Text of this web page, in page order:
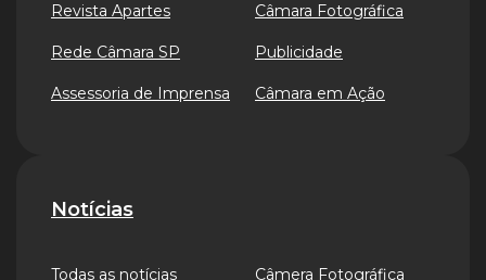
Revista Apartes
Rede Câmara SP
Assessoria de Imprensa
Câmara Fotográfica
Publicidade
Câmara em Ação
Notícias
Todas as notícias Câmera Fotográfica